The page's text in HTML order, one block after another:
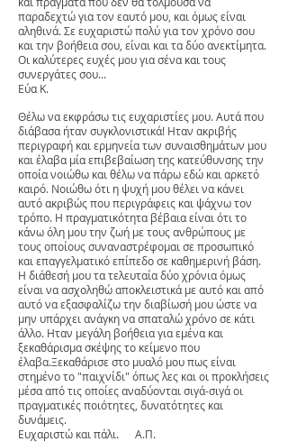
παραδεχτώ για τον εαυτό μου, και όμως είναι
αληθινά. Σε ευχαριστώ πολύ για τον χρόνο σου
και την βοήθεια σου, είναι και τα δύο ανεκτίμητα.
Οι καλύτερες ευχές μου για σένα και τους
συνεργάτες σου...
Εύα Κ.
Θέλω να εκφράσω τις ευχαριστίες μου. Αυτά που
διάβασα ήταν συγκλονιστικά! Ηταν ακριβής
περιγραφή και ερμηνεία των συναισθημάτων μου
και έλαβα μία επιβεβαίωση της κατεύθυνσης την
οποία νοιώθω και θέλω να πάρω εδώ και αρκετό
καιρό. Νοιώθω ότι η ψυχή μου θέλει να κάνει
αυτό ακριβώς που περιγράφεις και ψάχνω τον
τρόπο. Η πραγματικότητα βέβαια είναι ότι το
κάνω όλη μου την ζωή με τους ανθρώπους με
τους οποίους συναναστρέφομαι σε προσωπικό
και επαγγελματικό επίπεδο σε καθημερινή βάση.
Η διάθεσή μου τα τελευταία δύο χρόνια όμως
είναι να ασχοληθώ αποκλειστικά με αυτό και από
αυτό να εξασφαλίζω την διαβίωσή μου ώστε να
μην υπάρχει ανάγκη να σπαταλώ χρόνο σε κάτι
άλλο. Ηταν μεγάλη βοήθεια για εμένα και
ξεκαθάρισμα σκέψης το κείμενο που
έλαβα.Ξεκαθάρισε στο μυαλό μου πως είναι
στημένο το "παιχνίδι" όπως λες και οι προκλήσεις
μέσα από τις οποίες αναδύονται σιγά-σιγά οι
πραγματικές ποιότητες, δυνατότητες και
δυνάμεις.
Ευχαριστώ και πάλι. Α.Π.